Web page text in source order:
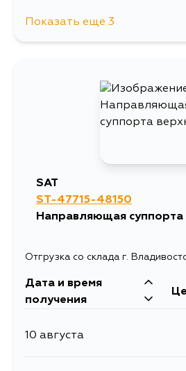
Показать еще 3
SAT
ST-47715-48150
Направляющая суппорта
Отгрузка со склада г.
Дата и время
получения
10 августа